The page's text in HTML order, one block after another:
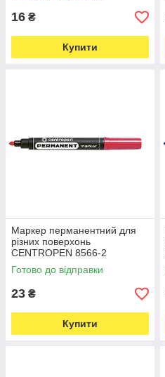
16 ₴
Купити
Маркер перманентний для
різних поверхонь
CENTROPEN 8566-2
товщина 2,5 мм червоний
(596)
Готово до відправки
23 ₴
Купити